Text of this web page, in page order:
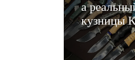
а
кузницы
ЧИТАТЬ